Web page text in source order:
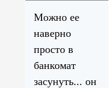
Можно ее
наверно
просто в
банкомат
засунуть... он